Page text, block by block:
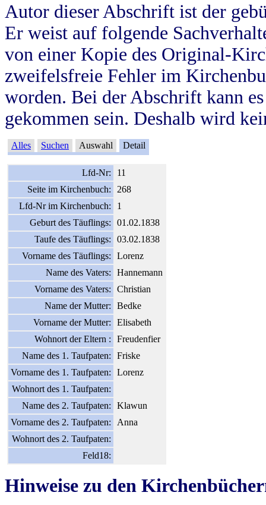
Autor dieser Abschrift ist der
Er weist auf folgende
von einer Kopie des Original-
zweifelsfreie Fehler im
worden. Bei der Abschrift kann
gekommen sein. Deshalb wird
Alles Suchen Auswahl Detail
Lfd-Nr:
11
Seite im Kirchenbuch:
268
Lfd-Nr im Kirchenbuch:
1
Geburt des Täuflings:
01.02.1838
Taufe des Täuflings:
03.02.1838
Vorname des Täuflings:
Lorenz
Name des Vaters:
Hannemann
Vorname des Vaters:
Christian
Name der Mutter:
Bedke
Vorname der Mutter:
Elisabeth
Wohnort der Eltern :
Freudenfier
Name des 1. Taufpaten:
Friske
Vorname des 1. Taufpaten:
Lorenz
Wohnort des 1. Taufpaten:
Name des 2. Taufpaten:
Klawun
Vorname des 2. Taufpaten:
Anna
Wohnort des 2. Taufpaten:
Feld18:
Hinweise zu den